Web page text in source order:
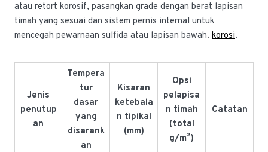
atau retort korosif, pasangkan grade dengan berat lapisan
timah yang sesuai dan sistem pernis internal untuk
mencegah pewarnaan sulfida atau lapisan bawah. korosi.
Jenis
penutup
an
Tempera
tur
dasar
yang
disarank
an
Kisaran
ketebala
n tipikal
(mm)
Opsi
pelapisa
n timah
(total
g/m²)
Catatan